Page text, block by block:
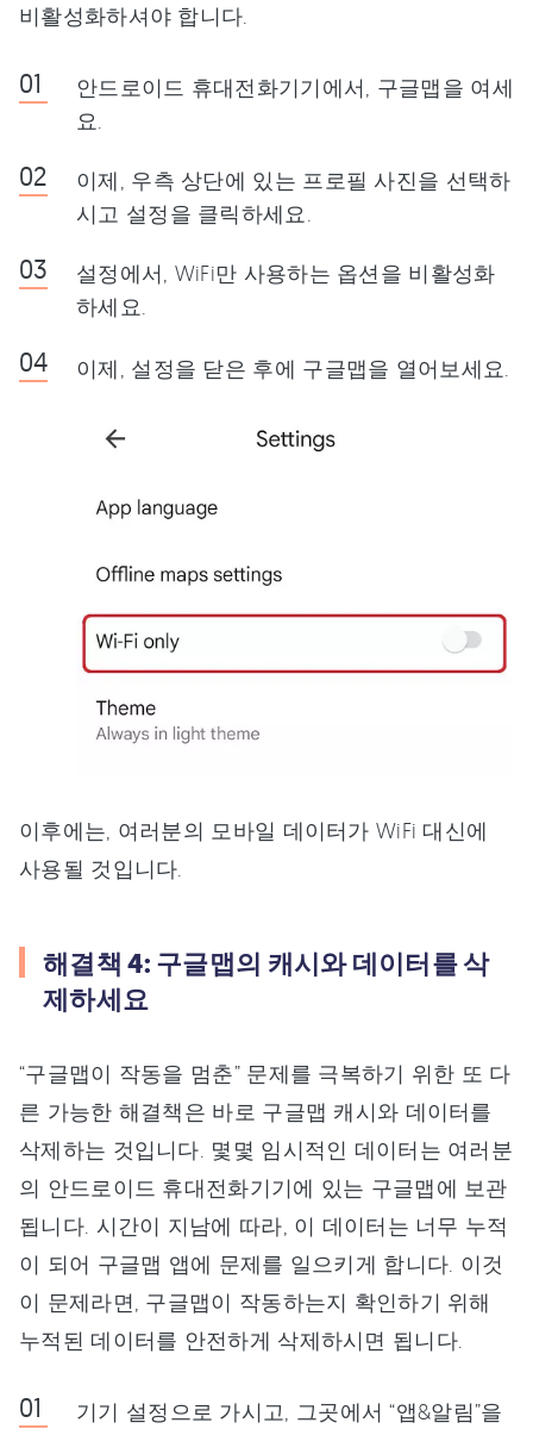
비활성화하셔야 합니다.
안드로이드 휴대전화기기에서, 구글맵을 여세
요.
이제, 우측 상단에 있는 프로필 사진을 선택하
시고 설정을 클릭하세요.
설정에서, WiFi만 사용하는 옵션을 비활성화
하세요.
이제, 설정을 닫은 후에 구글맵을 열어보세요.
이후에는, 여러분의 모바일 데이터가 WiFi 대신에
사용될 것입니다.
해결책 4: 구글맵의 캐시와 데이터를 삭
제하세요
“구글맵이 작동을 멈춘” 문제를 극복하기 위한 또 다
른 가능한 해결책은 바로 구글맵 캐시와 데이터를
삭제하는 것입니다. 몇몇 임시적인 데이터는 여러분
의 안드로이드 휴대전화기기에 있는 구글맵에 보관
됩니다. 시간이 지남에 따라, 이 데이터는 너무 누적
이 되어 구글맵 앱에 문제를 일으키게 합니다. 이것
이 문제라면, 구글맵이 작동하는지 확인하기 위해
누적된 데이터를 안전하게 삭제하시면 됩니다.
기기 설정으로 가시고, 그곳에서 “앱&알림”을